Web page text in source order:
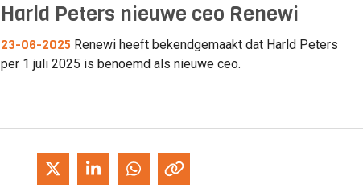
Harld Peters nieuwe ceo Renewi
23-06-2025 Renewi heeft bekendgemaakt dat Harld Peters
per 1 juli 2025 is benoemd als nieuwe ceo.